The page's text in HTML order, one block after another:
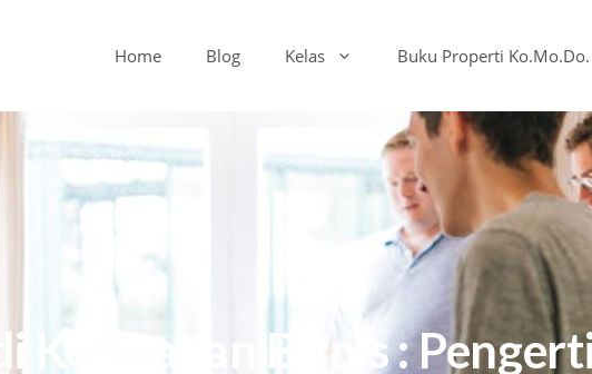
Home Blog Kelas Buku Properti Ko.Mo.Do.
Kelayakan Bisnis :